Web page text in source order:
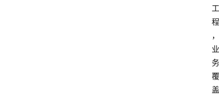
工
程
，
业
务
覆
盖